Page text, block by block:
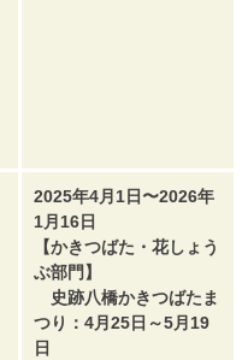
2025年4月1日〜2026年
1月16日
【かきつばた・花しょう
ぶ部門】
史跡八橋かきつばたま
つり：4月25日～5月19
日